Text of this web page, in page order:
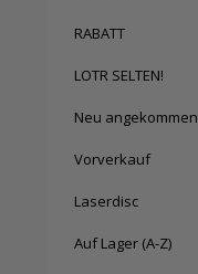
RABATT
LOTR SELTEN!
Neu angekommen
Vorverkauf
Laserdisc
Auf Lager (A-Z)